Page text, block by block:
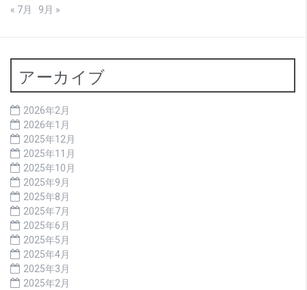
« 7月 9月 »
アーカイブ
2026年2月
2026年1月
2025年12月
2025年11月
2025年10月
2025年9月
2025年8月
2025年7月
2025年6月
2025年5月
2025年4月
2025年3月
2025年2月